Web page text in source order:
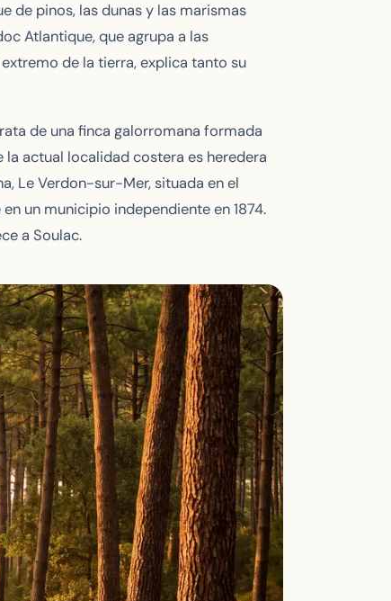
de pinos, las dunas y las marismas
Atlantique, que agrupa a las
de la tierra, explica tanto su
de una finca galorromana formada
la actual localidad costera es heredera
Le Verdon-sur-Mer, situada en el
un municipio independiente en 1874.
a Soulac.